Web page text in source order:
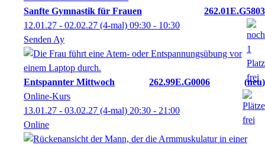
Sanfte Gymnastik für Frauen
262.01E.G5803
12.01.27 - 02.02.27 (4-mal) 09:30 - 10:30
Senden Ay
Entspannter Mittwoch 262.99E.G0006
neu
Online-Kurs
13.01.27 - 03.02.27 (4-mal) 20:30 - 21:00
Online